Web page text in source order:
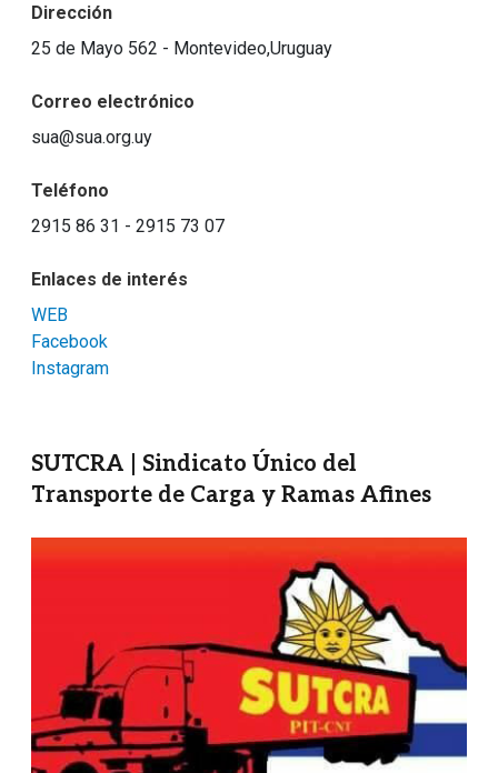
Dirección
25 de Mayo 562 - Montevideo,Uruguay
Correo electrónico
sua@sua.org.uy
Teléfono
2915 86 31 - 2915 73 07
Enlaces de interés
WEB
Facebook
Instagram
SUTCRA | Sindicato Único del
Transporte de Carga y Ramas Afines